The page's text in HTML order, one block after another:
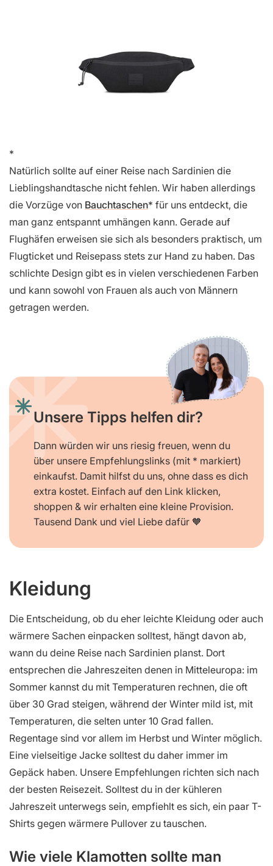
Natürlich sollte auf einer Reise nach Sardinien die
Lieblingshandtasche nicht fehlen. Wir haben allerdings
die Vorzüge von Bauchtaschen für uns entdeckt, die
man ganz entspannt umhängen kann. Gerade auf
Flughäfen erweisen sie sich als besonders praktisch, um
Flugticket und Reisepass stets zur Hand zu haben. Das
schlichte Design gibt es in vielen verschiedenen Farben
und kann sowohl von Frauen als auch von Männern
getragen werden.
Unsere Tipps helfen dir?
Dann würden wir uns riesig freuen, wenn du
über unsere Empfehlungslinks (mit * markiert)
einkaufst. Damit hilfst du uns, ohne dass es dich
extra kostet. Einfach auf den Link klicken,
shoppen & wir erhalten eine kleine Provision.
Tausend Dank und viel Liebe dafür 🧡
Kleidung
Die Entscheidung, ob du eher leichte Kleidung oder auch
wärmere Sachen einpacken solltest, hängt davon ab,
wann du deine Reise nach Sardinien planst. Dort
entsprechen die Jahreszeiten denen in Mitteleuropa: im
Sommer kannst du mit Temperaturen rechnen, die oft
über 30 Grad steigen, während der Winter mild ist, mit
Temperaturen, die selten unter 10 Grad fallen.
Regentage sind vor allem im Herbst und Winter möglich.
Eine vielseitige Jacke solltest du daher immer im
Gepäck haben. Unsere Empfehlungen richten sich nach
der besten Reisezeit. Solltest du in der kühleren
Jahreszeit unterwegs sein, empfiehlt es sich, ein paar T-
Shirts gegen wärmere Pullover zu tauschen.
Wie viele Klamotten sollte man